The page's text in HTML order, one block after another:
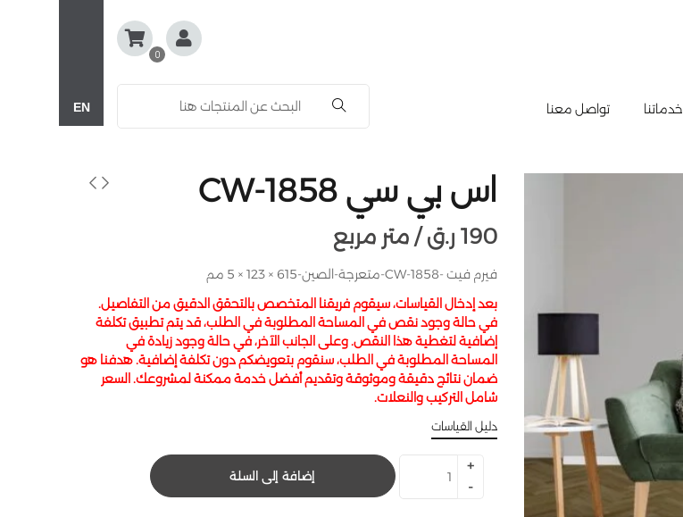
خدماتنا تواصل معنا
0
EN
اس بي سي CW-1858
متر مربع / 190 ر.ق
فيرم فيت -CW-1858-متعرجة-الصين-615 × 123 × 5 مم
بعد إدخال القياسات، سيقوم فريقنا المتخصص بالتحقق الدقيق من التفاصيل.
في حالة وجود نقص في المساحة المطلوبة في الطلب، قد يتم تطبيق تكلفة
إضافية لتغطية هذا النقص. وعلى الجانب الآخر، في حالة وجود زيادة في
المساحة المطلوبة في الطلب، سنقوم بتعويضكم دون تكلفة إضافية. هدفنا هو
ضمان نتائج دقيقة وموثوقة وتقديم أفضل خدمة ممكنة لمشروعك. السعر
شامل التركيب والنعلات.
دليل القياسات
إضافة إلى السلة